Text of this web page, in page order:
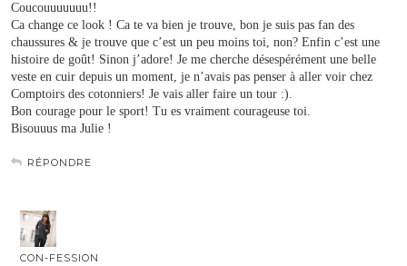
Coucouuuuuuu!!
Ca change ce look ! Ca te va bien je trouve, bon je suis pas fan des
chaussures & je trouve que c’est un peu moins toi, non? Enfin c’est une
histoire de goût! Sinon j’adore! Je me cherche désespérément une belle
veste en cuir depuis un moment, je n’avais pas penser à aller voir chez
Comptoirs des cotonniers! Je vais aller faire un tour :).
Bon courage pour le sport! Tu es vraiment courageuse toi.
Bisouuus ma Julie !
RÉPONDRE
CON-FESSION